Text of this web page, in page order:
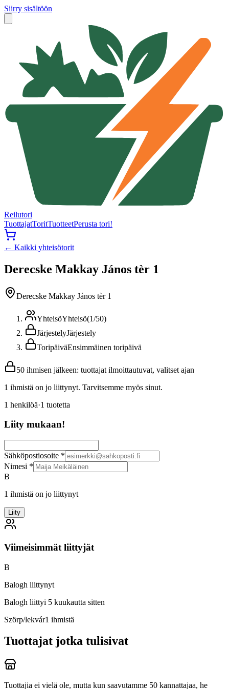
Siirry sisältöön
Reilutori
TuottajatToritTuotteetPerusta tori!
← Kaikki yhteisötorit
Derecske Makkay János tèr 1
Derecske Makkay János tèr 1
YhteisöYhteisö(1/50)
JärjestelyJärjestely
ToripäiväEnsimmäinen toripäivä
50 ihmisen jälkeen: tuottajat ilmoittautuvat, valitset ajan
1 ihmistä on jo liittynyt. Tarvitsemme myös sinut.
1 henkilöä·1 tuotetta
Liity mukaan!
Sähköpostiosoite *
Nimesi *
B
1 ihmistä on jo liittynyt
Liity
Viimeisimmät liittyjät
B
Balogh liittynyt
Balogh liittyi 5 kuukautta sitten
Szörp/lekvár1 ihmistä
Tuottajat jotka tulisivat
Tuottajia ei vielä ole, mutta kun saavutamme 50 kannattajaa, he